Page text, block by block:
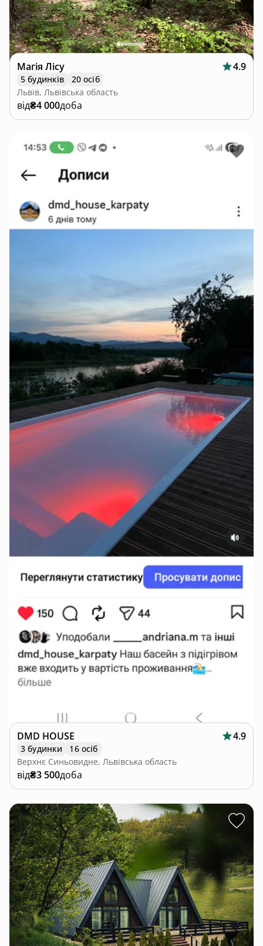
Магія Лісу 4.9
5 будинків
20 осіб
Львів, Львівська область
від₴4 000доба
DMD HOUSE 4.9
3 будинки
16 осіб
Верхнє Синьовидне, Львівська область
від₴3 500доба